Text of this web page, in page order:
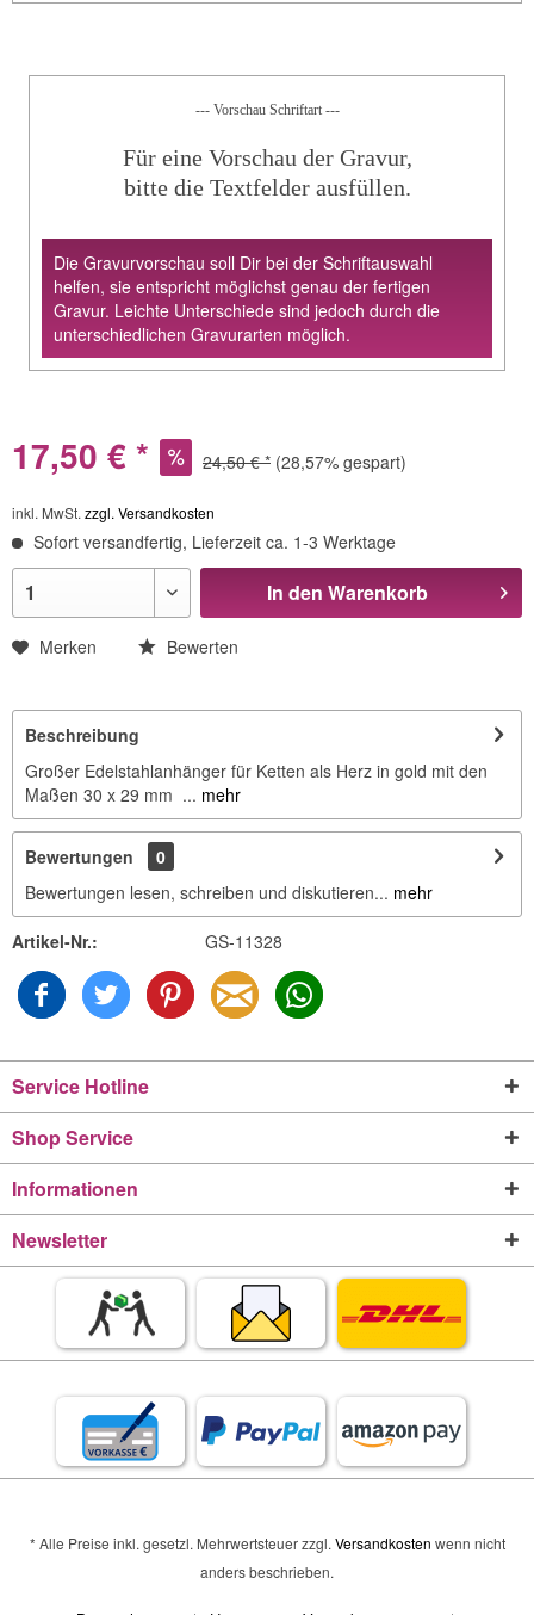
--- Vorschau Schriftart ---
Für eine Vorschau der Gravur,
bitte die Textfelder ausfüllen.
Die Gravurvorschau soll Dir bei der Schriftauswahl
helfen, sie entspricht möglichst genau der fertigen
Gravur. Leichte Unterschiede sind jedoch durch die
unterschiedlichen Gravurarten möglich.
17,50 € * 24,50 € * (28,57% gespart)
inkl. MwSt.zzgl. Versandkosten
Sofort versandfertig, Lieferzeit ca. 1-3 Werktage
In den Warenkorb
Merken Bewerten
Beschreibung
Großer Edelstahlanhänger für Ketten als Herz in gold mit den
Maßen 30 x 29 mm ... mehr
Bewertungen
0
Bewertungen lesen, schreiben und diskutieren... mehr
Artikel-Nr.: GS-11328
Service Hotline
Shop Service
Informationen
Newsletter
* Alle Preise inkl. gesetzl. Mehrwertsteuer zzgl. Versandkosten wenn nicht
anders beschrieben.